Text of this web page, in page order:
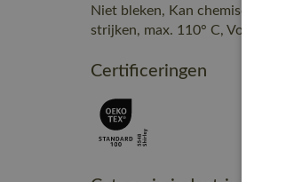
Niet bleken, Kan chemisch
strijken, max. 110° C,
Certificeringen